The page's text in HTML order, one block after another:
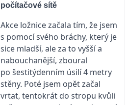
počítačové sítě
Akce ložnice začala tím, že jsem
s pomocí svého bráchy, který je
sice mladší, ale za to vyšší a
nabouchanější, zboural
po šestitýdenním úsilí 4 metry
stěny. Poté jsem opět začal
vrtat, tentokrát do stropu kvůli